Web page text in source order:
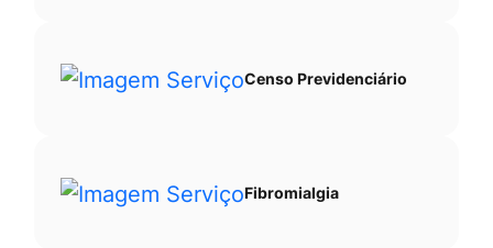
Censo Previdenciário
Fibromialgia